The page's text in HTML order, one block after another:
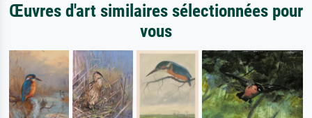
Œuvres d'art similaires sélectionnées pour
vous